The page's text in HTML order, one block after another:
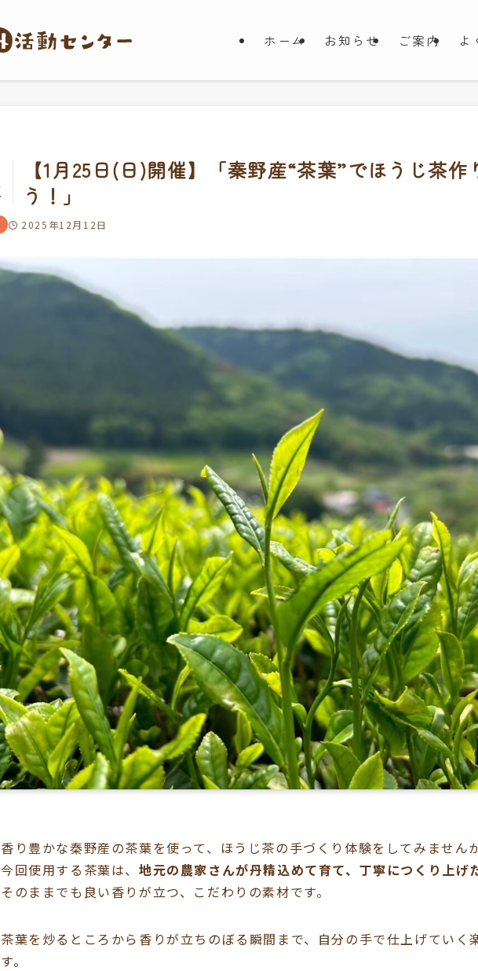
ホーム お知らせ ご案内 よ
【1月25日(日)開催】「秦野産“茶葉”でほうじ茶
う！」
2025年12月12日
香り豊かな秦野産の茶葉を使って、ほうじ茶の手づくり体験をしてみません
今回使用する茶葉は、 地元の農家さんが丹精込めて育て、丁寧につくり上げ
そのままでも良い香りが立つ、こだわりの素材です。
茶葉を炒るところから香りが立ちのぼる瞬間まで、自分の手で仕上げていく
す。